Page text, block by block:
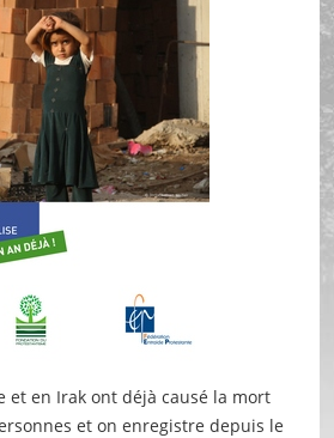
et en Irak ont déjà causé la mort
et on enregistre depuis le